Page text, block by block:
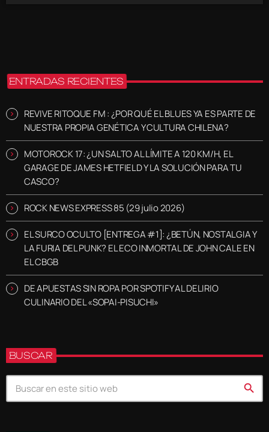
ENTRADAS RECIENTES
REVIVE RITOQUE FM : ¿POR QUÉ EL BLUES YA ES PARTE DE
NUESTRA PROPIA GENÉTICA Y CULTURA CHILENA?
MOTOROCK 17: ¿UN SALTO AL LÍMITE A 120 KM/H, EL
GARAGE DE JAMES HETFIELD Y LA SOLUCIÓN PARA TU
CASCO?
ROCK NEWS EXPRESS 85 (29 julio 2026)
EL SURCO OCULTO [ENTREGA #1]: ¿BETÚN, NOSTALGIA Y
LA FURIA DEL PUNK? EL ECO INMORTAL DE JOHN CALE EN
EL CBGB
DE APUESTAS SIN ROPA POR SPOTIFY AL DELIRIO
CULINARIO DEL «SOPAI-PISUCHI»
BUSCAR
search